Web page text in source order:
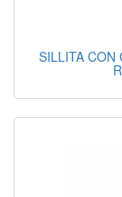
SILLITA CON